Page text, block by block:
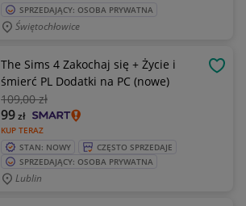
SPRZEDAJĄCY: OSOBA PRYWATNA
Świętochłowice
The Sims 4 Zakochaj się + Życie i
śmierć PL Dodatki na PC (nowe)
109,00 zł
KUP TERAZ
99zł
STAN: NOWY
CZĘSTO SPRZEDAJE
SPRZEDAJĄCY: OSOBA PRYWATNA
Lublin